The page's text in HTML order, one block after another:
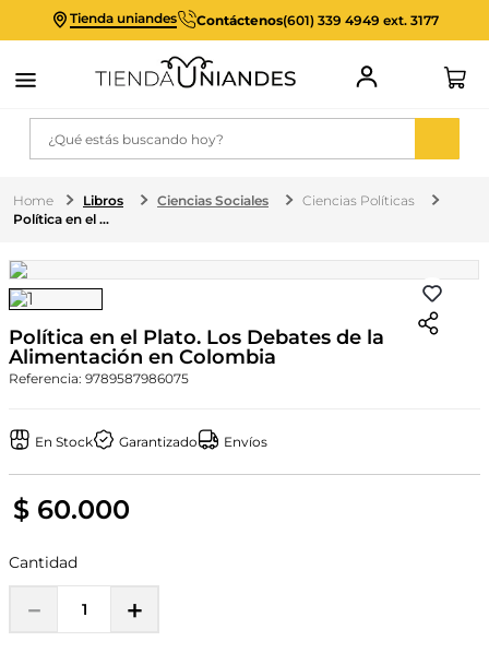
Tienda uniandes Contáctenos(601) 339 4949 ext. 3177
¿Qué estás buscando hoy?
Libros Ciencias Sociales
Ciencias Políticas
Política en el Plato. Los Debates de la Alimentación en Colombia
Política en el Plato. Los Debates de la
Alimentación en Colombia
Referencia: 9789587986075
En Stock Garantizado Envíos
$ 60.000
Cantidad
＋
－